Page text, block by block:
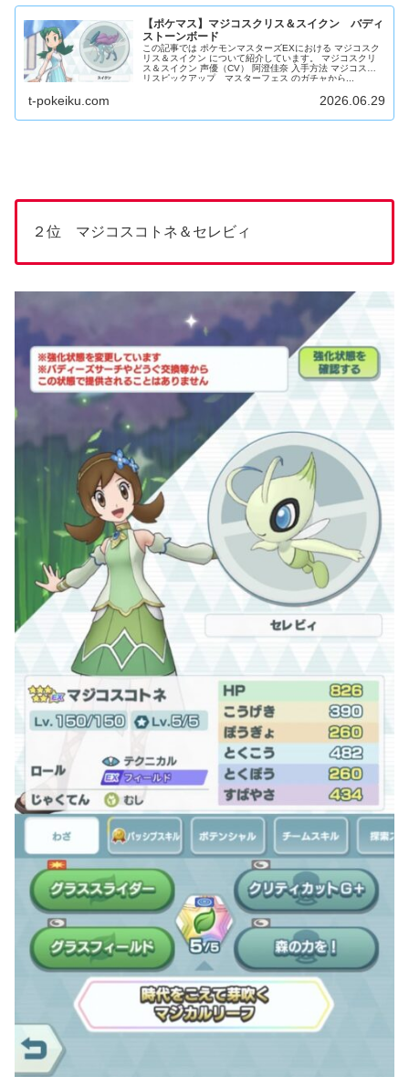
【ポケマス】マジコスクリス＆スイクン バディ
ストーンボード
この記事では ポケモンマスターズEXにおける マジコスク
リス＆スイクン について紹介しています。 マジコスクリ
ス＆スイクン 声優（CV） 阿澄佳奈 入手方法 マジコスク
リスピックアップ マスターフェス のガチャから...
t-pokeiku.com 2026.06.29
２位 マジコスコトネ＆セレビィ